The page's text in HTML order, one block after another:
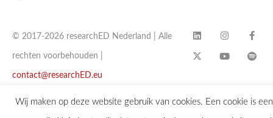
© 2017-2026 researchED Nederland | Alle
rechten voorbehouden |
contact@researchED.eu
Wij maken op deze website gebruik van cookies. Een cookie is een